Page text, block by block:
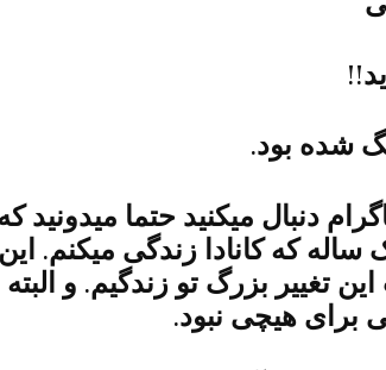
شده بود.
دنبال میکنید حتما میدونید
که کانادا زندگی میکنم.
تغییر بزرگ تو زندگیم. و
برای هیچی نبود.